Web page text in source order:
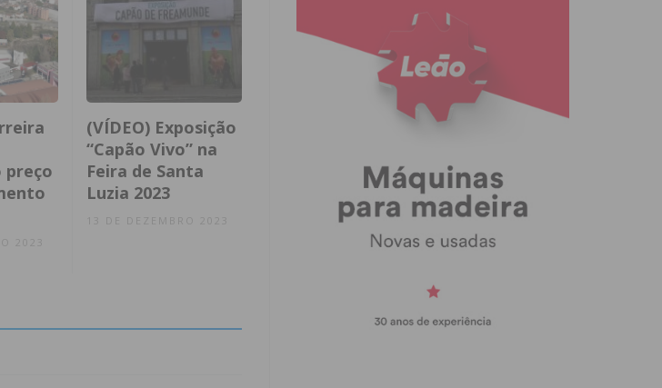
preço
2023
(VÍDEO) Exposição
“Capão Vivo” na
Feira de Santa
Luzia 2023